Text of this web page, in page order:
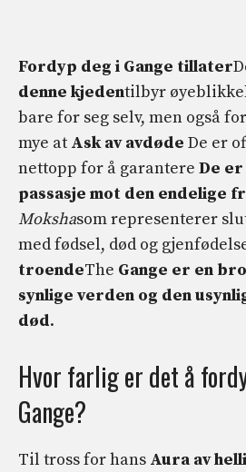
Fordyp deg i Gange tillater
denne kjedentilbyr
bare for seg selv, men også
mye at Ask av avdøde De er
nettopp for å garantere De
passasje mot den endelige
Mokshasom representerer
med fødsel, død og
troendeThe Gange er en
synlige verden og den
død.
Hvor farlig er det å
Gange?
Til tross for hans Aura av